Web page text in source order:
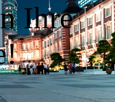
Ihre